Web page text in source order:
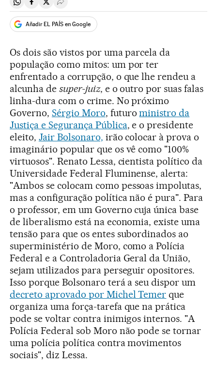
Compartir en Whatsapp
Compartir en Facebook
Compartir en Twitter
Desplegar Redes Sociales
Añadir EL PAÍS en Google
Os dois são vistos por uma parcela da
população como mitos: um por ter
enfrentado a corrupção, o que lhe rendeu a
alcunha de super-juiz, e o outro por suas falas
linha-dura com o crime. No próximo
Governo, Sérgio Moro, futuroministro da
Justiça e Segurança Pública, e o presidente
eleito, Jair Bolsonaro, irão colocar à prova o
imaginário popular que os vê como "100%
virtuosos". Renato Lessa, cientista político da
Universidade Federal Fluminense, alerta:
"Ambos se colocam como pessoas impolutas,
mas a configuração política não é pura". Para
o professor, em um Governo cuja única base
de liberalismo está na economia, existe uma
tensão para que os entes subordinados ao
superministério de Moro, como a Polícia
Federal e a Controladoria Geral da União,
sejam utilizados para perseguir opositores.
Isso porque Bolsonaro terá a seu dispor um
decreto aprovado por Michel Temer que
organiza uma força-tarefa que na prática
pode se voltar contra inimigos internos. "A
Polícia Federal sob Moro não pode se tornar
uma polícia política contra movimentos
sociais", diz Lessa.